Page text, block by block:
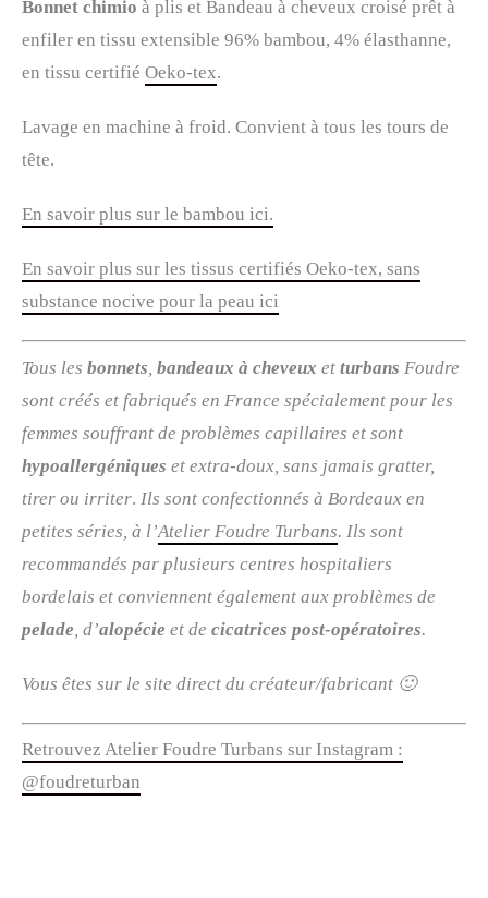
Bonnet chimio à plis et Bandeau à cheveux croisé prêt à
enfiler en tissu extensible 96% bambou, 4% élasthanne,
en tissu certifié Oeko-tex.
Lavage en machine à froid. Convient à tous les tours de
tête.
En savoir plus sur le bambou ici.
En savoir plus sur les tissus certifiés Oeko-tex, sans
substance nocive pour la peau ici
Tous les bonnets bandeaux à cheveux et turbans Foudre
sont créés et fabriqués en France spécialement pour les
femmes souffrant de problèmes capillaires et sont
hypoallergéniques et extra-doux, sans jamais gratter,
tirer ou irriter. Ils sont confectionnés à Bordeaux en
petites séries, à l’Atelier Foudre Turbans. Ils sont
recommandés par plusieurs centres hospitaliers
bordelais et conviennent également aux problèmes de
pelade , d’alopécie et de cicatrices post-opératoires.
Vous êtes sur le site direct du créateur/fabricant 🙂
Retrouvez Atelier Foudre Turbans sur Instagram :
@foudreturban